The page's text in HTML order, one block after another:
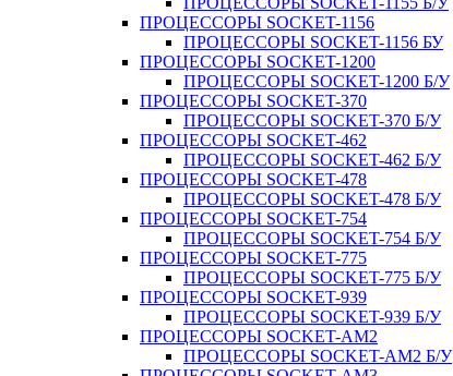
ПРОЦЕССОРЫ SOCKET-1156
ПРОЦЕССОРЫ SOCKET-1156 БУ
ПРОЦЕССОРЫ SOCKET-1200
ПРОЦЕССОРЫ SOCKET-1200 Б/У
ПРОЦЕССОРЫ SOCKET-370
ПРОЦЕССОРЫ SOCKET-370 Б/У
ПРОЦЕССОРЫ SOCKET-462
ПРОЦЕССОРЫ SOCKET-462 Б/У
ПРОЦЕССОРЫ SOCKET-478
ПРОЦЕССОРЫ SOCKET-478 Б/У
ПРОЦЕССОРЫ SOCKET-754
ПРОЦЕССОРЫ SOCKET-754 Б/У
ПРОЦЕССОРЫ SOCKET-775
ПРОЦЕССОРЫ SOCKET-775 Б/У
ПРОЦЕССОРЫ SOCKET-939
ПРОЦЕССОРЫ SOCKET-939 Б/У
ПРОЦЕССОРЫ SOCKET-AM2
ПРОЦЕССОРЫ SOCKET-AM2 Б/У